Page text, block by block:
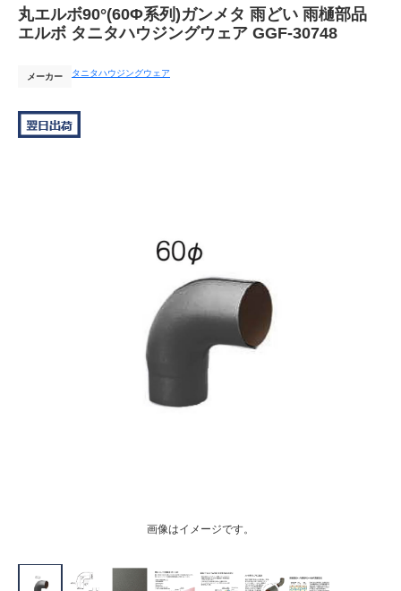
丸エルボ90°(60Φ系列)ガンメタ 雨どい 雨樋部品
エルボ タニタハウジングウェア GGF-30748
メーカー タニタハウジングウェア
画像はイメージです。